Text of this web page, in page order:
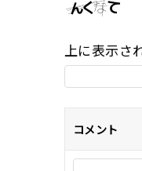
上に表示さ
コメント